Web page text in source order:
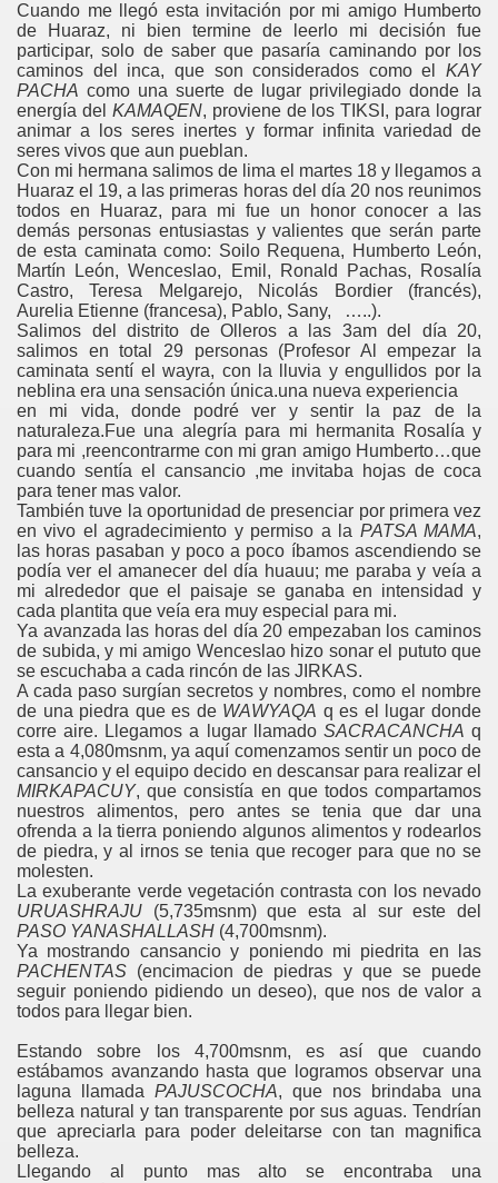
Cuando me llegó esta invitación por mi amigo Humberto
de Huaraz, ni bien termine de leerlo mi decisión fue
participar, solo de saber que pasaría caminando por los
caminos del inca, que son considerados como el KAY
PACHA como una suerte de lugar privilegiado donde la
energía del KAMAQEN, proviene de los TIKSI, para lograr
animar a los seres inertes y formar infinita variedad de
seres vivos que aun pueblan.
Con mi hermana salimos de lima el martes 18 y llegamos a
Huaraz el 19, a las primeras horas del día 20 nos reunimos
todos en Huaraz, para mi fue un honor conocer a las
demás personas entusiastas y valientes que serán parte
de esta caminata como: Soilo Requena, Humberto León,
Martín León, Wenceslao, Emil, Ronald Pachas, Rosalía
Castro, Teresa Melgarejo, Nicolás Bordier (francés),
Aurelia Etienne (francesa), Pablo, Sany, …..).
Salimos del distrito de Olleros a las 3am del día 20,
salimos en total 29 personas (Profesor Al empezar la
caminata sentí el wayra, con la lluvia y engullidos por la
neblina era una sensación única.una nueva experiencia
en mi vida, donde podré ver y sentir la paz de la
naturaleza.Fue una alegría para mi hermanita Rosalía y
para mi ,reencontrarme con mi gran amigo Humberto…que
cuando sentía el cansancio ,me invitaba hojas de coca
para tener mas valor.
También tuve la oportunidad de presenciar por primera vez
en vivo el agradecimiento y permiso a la PATSA MAMA,
las horas pasaban y poco a poco íbamos ascendiendo se
podía ver el amanecer del día huauu; me paraba y veía a
mi alrededor que el paisaje se ganaba en intensidad y
cada plantita que veía era muy especial para mi.
Ya avanzada las horas del día 20 empezaban los caminos
de subida, y mi amigo Wenceslao hizo sonar el pututo que
se escuchaba a cada rincón de las JIRKAS.
A cada paso surgían secretos y nombres, como el nombre
de una piedra que es deWAWYAQA q es el lugar donde
corre aire. Llegamos a lugar llamado SACRACANCHA q
esta a 4,080msnm, ya aquí comenzamos sentir un poco de
cansancio y el equipo decido en descansar para realizar el
MIRKAPACUY, que consistía en que todos compartamos
nuestros alimentos, pero antes se tenia que dar una
ofrenda a la tierra poniendo algunos alimentos y rodearlos
de piedra, y al irnos se tenia que recoger para que no se
molesten.
La exuberante verde vegetación contrasta con los nevado
URUASHRAJU (5,735msnm) que esta al sur este del
PASO YANASHALLASH (4,700msnm).
Ya mostrando cansancio y poniendo mi piedrita en las
PACHENTAS (encimacion de piedras y que se puede
seguir poniendo pidiendo un deseo), que nos de valor a
todos para llegar bien.
Estando sobre los 4,700msnm, es así que cuando
estábamos avanzando hasta que logramos observar una
laguna llamada PAJUSCOCHA, que nos brindaba una
belleza natural y tan transparente por sus aguas. Tendrían
que apreciarla para poder deleitarse con tan magnifica
belleza.
Llegando al punto mas alto se encontraba una